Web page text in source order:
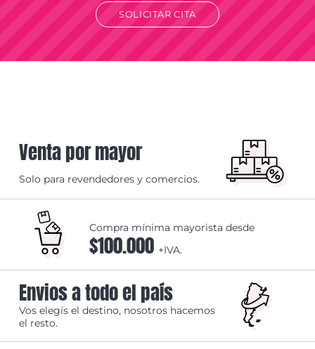
SOLICITAR CITA
Venta por mayor
Solo para revendedores y comercios.
Compra mínima mayorista desde
$100.000 +IVA.
Envios a todo el país
Vos elegís el destino, nosotros hacemos
el resto.